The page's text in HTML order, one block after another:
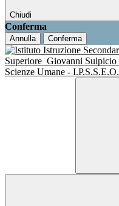
Chiudi
Conferma
Annulla Conferma
Superiore Giovanni Sulpicio
Scienze Umane -